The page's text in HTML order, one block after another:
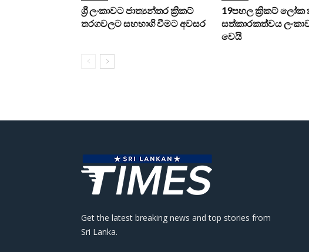
ශ්‍රී ලංකාවට ජාත්‍යන්තර ක්‍රිකට්
තරගවලට සහභාගි වීමට අවසර
19පහල ක්‍රිකට් ලෝක
සත්කාරකත්වය
වෙයි
Get the latest breaking news and top stories from
Sri Lanka.